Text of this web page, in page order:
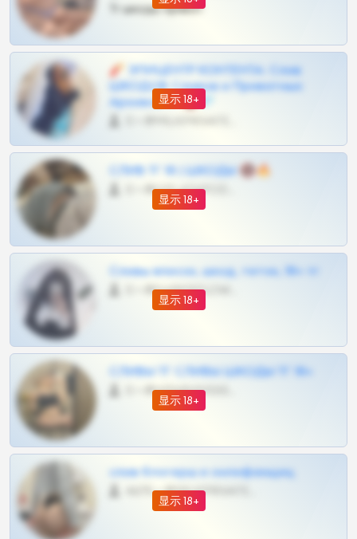
Тг шкоды приват
显示 18+
🧨 ЭПИЦЕНТР КОНТЕНТА: Слив
ШКОДОВ Сливов и Приватных
Архивов ТГ 🔞💎
显示 18+
СЛИВ ТГ 18 | ШКОДЫ 🔞🔥
显示 18+
Сливы вписок, шкод, теток, 18+ тг
显示 18+
СЛИВЫ ТГ СЛИВЫ ШКОДЫ ТГ 18+
显示 18+
слив блогерш и онлифанщиц
4675 •